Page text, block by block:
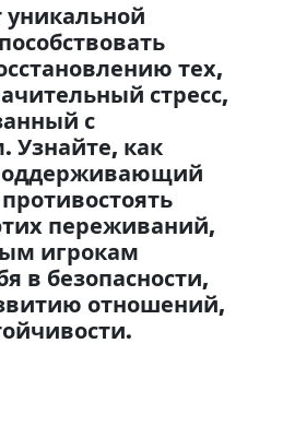
уникальной
тех,
стресс,
с
как
переживаний,
игрокам
в безопасности,
отношений,